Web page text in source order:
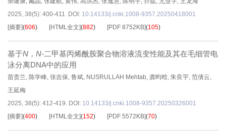
2025, 38(5): 400-411. DOI: 10.14133/j.cnki.1008-9357.20250418001
[摘要](606) [HTML全文](882) [PDF 8752KB](105)
基于N，N-二甲基丙烯酰胺聚合物溶液流变性能及其在毛细管电
泳分离DNA中的应用
苗贵兰, 陈学峰, 张吉保, 鲁斌, NUSRULLAH Mehtab, 龚昀晗, 朱良宇, 范倩云,
王延梅
2025, 38(5): 412-419. DOI: 10.14133/j.cnki.1008-9357.20250326001
[摘要](400) [HTML全文](152) [PDF 5572KB](70)